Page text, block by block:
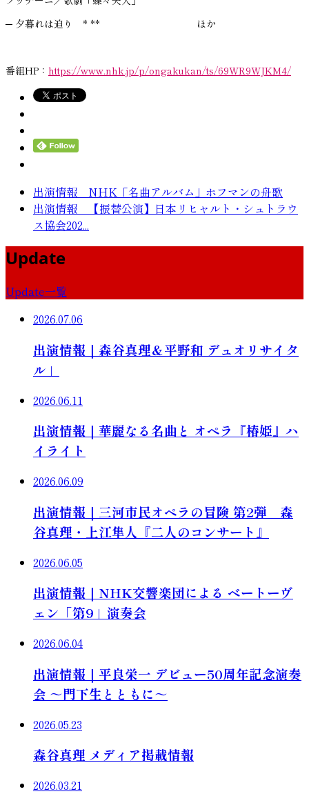
─ 夕暮れは迫り * ** ほか
番組HP： https://www.nhk.jp/p/ongakukan/ts/69WR9WJKM4/
出演情報 NHK「名曲アルバム」ホフマンの舟歌
出演情報 【振替公演】日本リヒャルト・シュトラウ
ス協会202...
Update
Update一覧
2026.07.06
出演情報｜森谷真理＆平野和 デュオリサイタ
ル」
2026.06.11
出演情報｜華麗なる名曲と オペラ『椿姫』ハ
イライト
2026.06.09
出演情報｜三河市民オペラの冒険 第2弾 森
谷真理・上江隼人『二人のコンサート』
2026.06.05
出演情報｜NHK交響楽団による ベートーヴ
ェン「第9」演奏会
2026.06.04
出演情報｜平良栄一 デビュー50周年記念演奏
会 ～門下生とともに～
2026.05.23
森谷真理 メディア掲載情報
2026.03.21